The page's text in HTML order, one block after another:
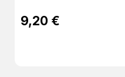
9,20 €